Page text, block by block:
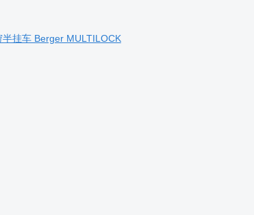
半挂车 Berger MULTILOCK